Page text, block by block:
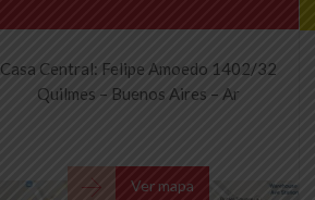
Casa Central: Felipe Amoedo 1402/32
Quilmes – Buenos Aires – Ar
 Ver mapa